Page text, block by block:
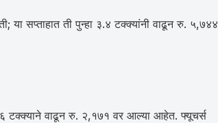
या सप्ताहात ती पुन्हा ३.४ टक्क्यांनी वाढून रु. ५,७४४
टक्क्याने वाढून रु. २,१७१ वर आल्या आहेत. फ्यूचर्स